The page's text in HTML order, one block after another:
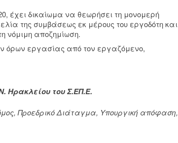
έχει δικαίωμα να θεωρήσει τη μονομερή
της συμβάσεως εκ μέρους του εργοδότη και
νόμιμη αποζημίωση.
όρων εργασίας από τον εργαζόμενο,
Ηρακλείου του Σ.ΕΠ.Ε.
Προεδρικό Διάταγμα, Υπουργική απόφαση,